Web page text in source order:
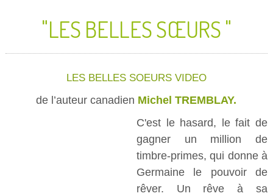
"LES BELLES SŒURS "
LES BELLES SOEURS VIDEO
de l’auteur canadien Michel TREMBLAY.
C'est le hasard, le fait de
gagner un million de
timbre-primes, qui donne à
Germaine le pouvoir de
rêver. Un rêve à sa